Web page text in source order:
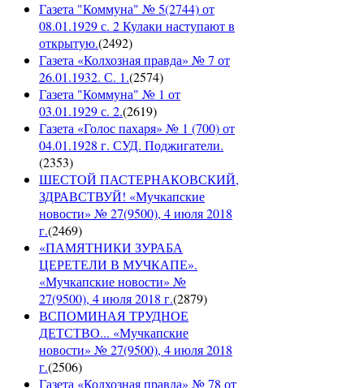
Газета "Коммуна" № 5(2744) от
08.01.1929 с. 2 Кулаки наступают в
открытую.(2492)
Газета «Колхозная правда» № 7 от
26.01.1932. С. 1.(2574)
Газета "Коммуна" № 1 от
03.01.1929 с. 2.(2619)
Газета «Голос пахаря» № 1 (700) от
04.01.1928 г. СУД. Поджигатели.
(2353)
ШЕСТОЙ ПАСТЕРНАКОВСКИЙ,
ЗДРАВСТВУЙ! «Мучкапские
новости» № 27(9500), 4 июля 2018
г.(2469)
«ПАМЯТНИКИ ЗУРАБА
ЦЕРЕТЕЛИ В МУЧКАПЕ».
«Мучкапские новости» №
27(9500), 4 июля 2018 г.(2879)
ВСПОМИНАЯ ТРУДНОЕ
ДЕТСТВО... «Мучкапские
новости» № 27(9500), 4 июля 2018
г.(2506)
Газета «Колхозная правда» № 78 от